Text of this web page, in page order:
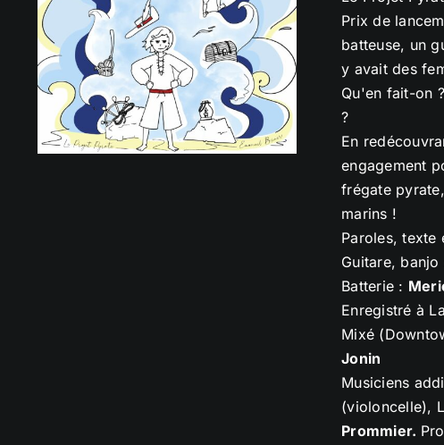
Prix de
batteuse, un
y avait des
Qu'en fait-on
?
En
engagement
frégate
marins !
Paroles, texte
Guitare,
Batterie :
Enregistré à
Mixé
Jonin
Musiciens
(violoncelle),
Prommier.